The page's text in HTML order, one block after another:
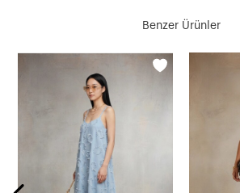
Benzer Ürünler